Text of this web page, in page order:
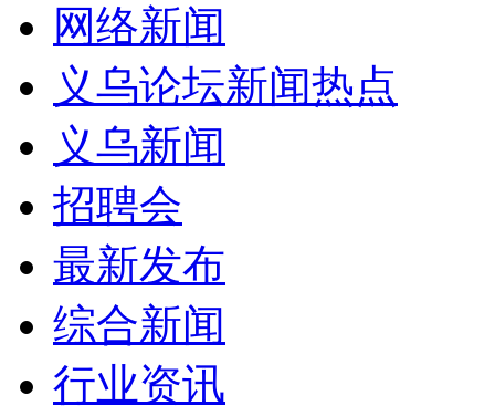
网络新闻
义乌论坛新闻热点
义乌新闻
招聘会
最新发布
综合新闻
行业资讯